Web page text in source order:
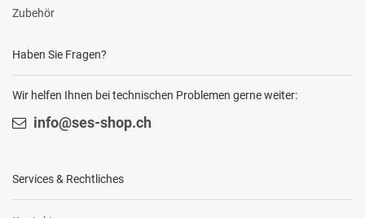
Zubehör
Haben Sie Fragen?
Wir helfen Ihnen bei technischen Problemen gerne weiter:
info@ses-shop.ch
Services & Rechtliches